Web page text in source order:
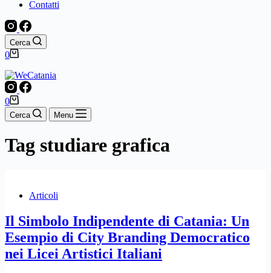
Contatti
Cerca
Carrello
0
Carrello
0
Cerca Menu
Tag studiare grafica
Articoli
Il Simbolo Indipendente di Catania: Un
Esempio di City Branding Democratico
nei Licei Artistici Italiani